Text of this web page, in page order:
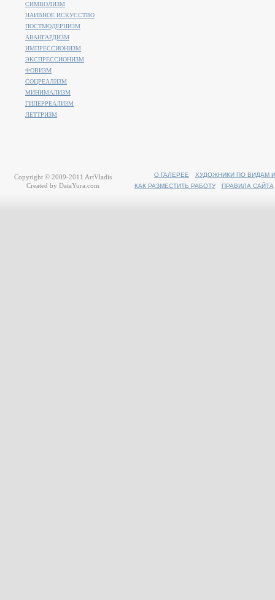
СИМВОЛИЗМ
НАИВНОЕ ИСКУССТВО
ПОСТМОДЕРНИЗМ
АВАНГАРДИЗМ
ИМПРЕССИОНИЗМ
ЭКСПРЕССИОНИЗМ
ФОВИЗМ
СОЦРЕАЛИЗМ
МИНИМАЛИЗМ
ГИПЕРРЕАЛИЗМ
ЛЕТТРИЗМ
О ГАЛЕРЕЕ
ХУДОЖНИКИ ПО ВИДАМ
КАК РАЗМЕСТИТЬ РАБОТУ
ПРАВИЛА САЙТА
Copyright © 2009-2011 ArtVladis
Created by DataYura.com